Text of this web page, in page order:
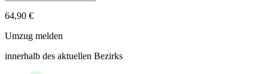
64,90 €
Umzug melden
innerhalb des aktuellen Bezirks